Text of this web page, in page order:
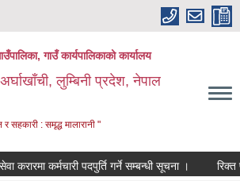
गाउँ कार्यपालिकाको कार्यालय
लुम्बिनी प्रदेश, नेपाल
र सहकारी : समृद्ध मालारानी "
करारमा कर्मचारी पदपुर्ति गर्ने सम्बन्धी सूचना । रिक्त